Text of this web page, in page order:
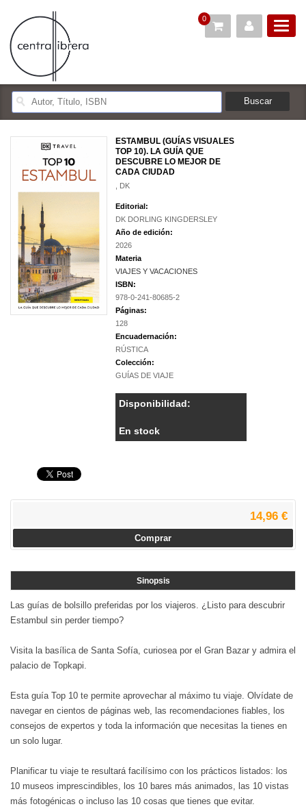
0
ESTAMBUL (GUÍAS VISUALES
TOP 10). LA GUÍA QUE
DESCUBRE LO MEJOR DE
CADA CIUDAD
, DK
Editorial:
DK DORLING KINGDERSLEY
Año de edición:
2026
Materia
VIAJES Y VACACIONES
ISBN:
978-0-241-80685-2
Páginas:
128
Encuadernación:
RÚSTICA
Colección:
GUÍAS DE VIAJE
Disponibilidad:
En stock
14,96 €
Comprar
Sinopsis
Las guías de bolsillo preferidas por los viajeros. ¿Listo para descubrir
Estambul sin perder tiempo?
Visita la basílica de Santa Sofía, curiosea por el Gran Bazar y admira el
palacio de Topkapi.
Esta guía Top 10 te permite aprovechar al máximo tu viaje. Olvídate de
navegar en cientos de páginas web, las recomendaciones fiables, los
consejos de expertos y toda la información que necesitas la tienes en
un solo lugar.
Planificar tu viaje te resultará facilísimo con los prácticos listados: los
10 museos imprescindibles, los 10 bares más animados, las 10 vistas
más fotogénicas o incluso las 10 cosas que tienes que evitar.